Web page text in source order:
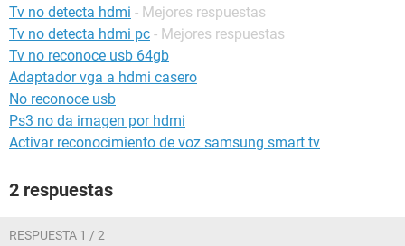
La verdad es que no se que ha sucedido, mi grafica es ua
AMD Radeon HD 6790 (Por si es necesario saberlo)
¡Muchas gracias de antemano! :D
Tv no detecta hdmi - Mejores respuestas
Tv no detecta hdmi pc - Mejores respuestas
Tv no reconoce usb 64gb
Adaptador vga a hdmi casero
No reconoce usb
Ps3 no da imagen por hdmi
Activar reconocimiento de voz samsung smart tv
2 respuestas
RESPUESTA 1 / 2